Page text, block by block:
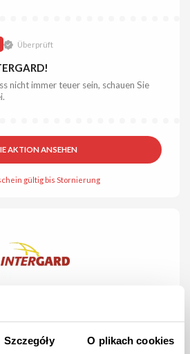
Szczegóły O plikach cookies
Überprüft
nicht immer teuer sein, schauen Sie
AKTION ANSEHEN
gültig bis Stornierung